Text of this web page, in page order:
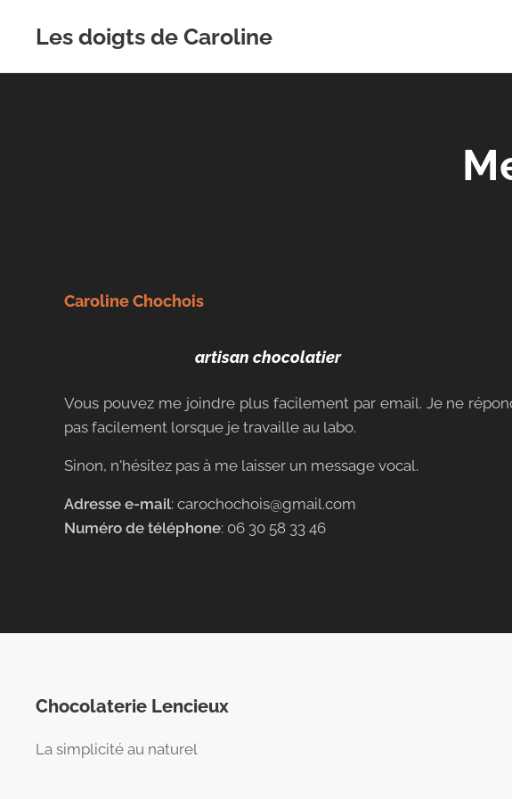
Les doigts de Caroline
Caroline Chochois
artisan chocolatier
Vous pouvez me joindre plus facilement par email. Je ne
pas facilement lorsque je travaille au labo.
Sinon, n'hésitez pas à me laisser un message vocal.
Adresse e-mail: carochochois@gmail.com
Numéro de téléphone: 06 30 58 33 46
Chocolaterie Lencieux
La simplicité au naturel